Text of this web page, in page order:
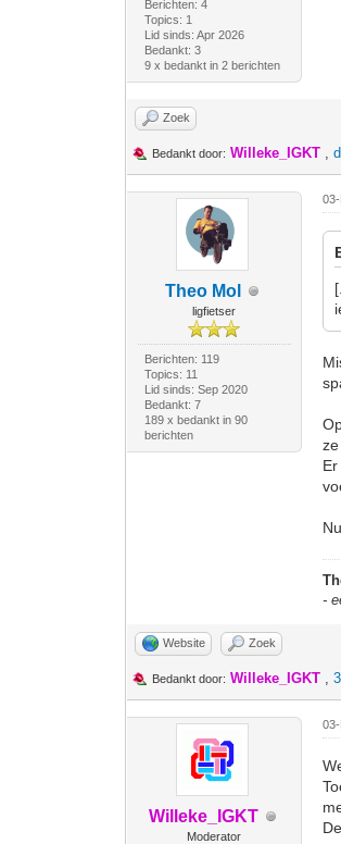
Berichten: 4
Topics: 1
Lid sinds: Apr 2026
Bedankt: 3
9 x bedankt in 2 berichten
Zoek
Bedankt door: Willeke_IGKT ,
Theo Mol
ligfietser
Berichten: 119
Topics: 11
Lid sinds: Sep 2020
Bedankt: 7
189 x bedankt in 90
berichten
-
Website Zoek
Bedankt door: Willeke_IGKT ,
Willeke_IGKT
Moderator